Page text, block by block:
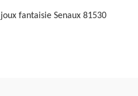
fantaisie Senaux 81530